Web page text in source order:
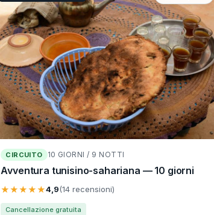
CIRCUITO 10 GIORNI / 9 NOTTI
Avventura tunisino-sahariana — 10 giorni
★★★★★4,9(14 recensioni)
Cancellazione gratuita